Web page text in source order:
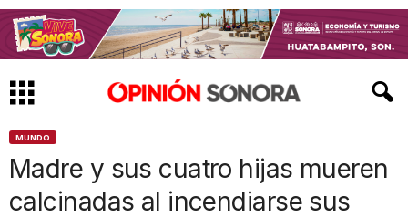
MUNDO
Madre y sus cuatro hijas mueren
calcinadas al incendiarse sus